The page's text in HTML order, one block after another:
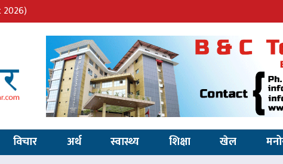
विचार अर्थ स्वास्थ्य शिक्षा खेल